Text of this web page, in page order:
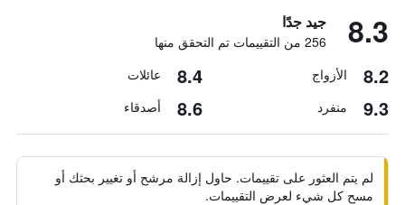
8.3 جيد جدًا
256 من التقييمات تم التحقق منها
8.2 الأزواج 8.4 عائلات
9.3 منفرد 8.6 أصدقاء
لم يتم العثور على تقييمات. حاول إزالة مرشح أو تغيير بحثك أو
مسح كل شيء لعرض التقييمات.